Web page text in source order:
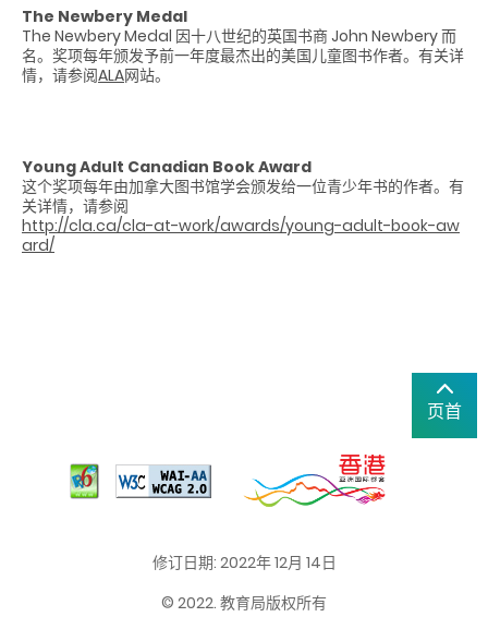
The Newbery Medal
The Newbery Medal 因十八世纪的英国书商 John Newbery 而
名。奖项每年颁发予前一年度最杰出的美国儿童图书作者。有关详
情，请参阅ALA网站。
Young Adult Canadian Book Award
这个奖项每年由加拿大图书馆学会颁发给一位青少年书的作者。有
关详情，请参阅
http://cla.ca/cla-at-work/awards/young-adult-book-aw
ard/
页首
修订日期: 2022年 12月 14日
© 2022. 教育局版权所有